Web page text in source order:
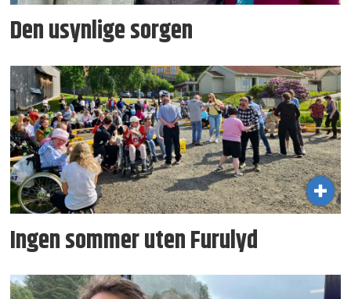
Den usynlige sorgen
Ingen sommer uten Furulyd